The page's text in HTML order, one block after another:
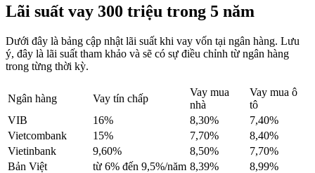
Lãi suất vay 300 triệu trong 5 năm
Dưới đây là bảng cập nhật lãi suất khi vay vốn tại ngân hàng. Lưu
ý, đây là lãi suất tham khảo và sẽ có sự điều chỉnh từ ngân hàng
trong từng thời kỳ.
Ngân hàng Vay tín chấp
Vay mua
nhà
Vay mua ô
tô
VIB
16% 8,30%
7,40%
Vietcombank
15% 7,70%
8,40%
Vietinbank
9,60% 8,50%
7,70%
Bản Việt
từ 6% đến 9,5%/năm 8,39%
8,99%